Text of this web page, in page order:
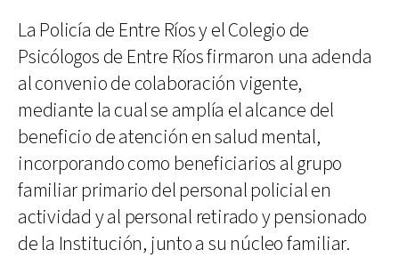
La Policía de Entre Ríos y el Colegio de
Psicólogos de Entre Ríos firmaron una adenda
al convenio de colaboración vigente,
mediante la cual se amplía el alcance del
beneficio de atención en salud mental,
incorporando como beneficiarios al grupo
familiar primario del personal policial en
actividad y al personal retirado y pensionado
de la Institución, junto a su núcleo familiar.